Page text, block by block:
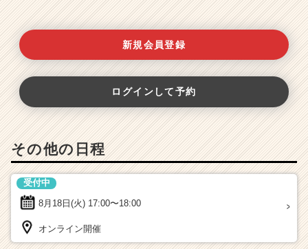
新規会員登録
ログインして予約
その他の日程
8月18日(火) 17:00〜18:00
受付中
オンライン開催